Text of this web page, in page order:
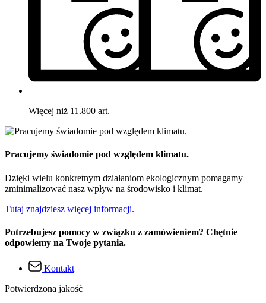
Więcej niż 11.800 art.
Pracujemy świadomie pod względem klimatu.
Dzięki wielu konkretnym działaniom ekologicznym pomagamy
zminimalizować nasz wpływ na środowisko i klimat.
Tutaj znajdziesz więcej informacji.
Potrzebujesz pomocy w związku z zamówieniem? Chętnie
odpowiemy na Twoje pytania.
Kontakt
Potwierdzona jakość